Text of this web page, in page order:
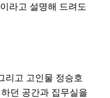
라고 설명해 드려도
리고 고인물 정승호
던 공간과 집무실을